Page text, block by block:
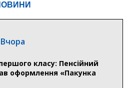
Вчора
класу: Пенсійний
оформлення «Пакунка